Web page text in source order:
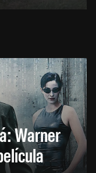
Warner